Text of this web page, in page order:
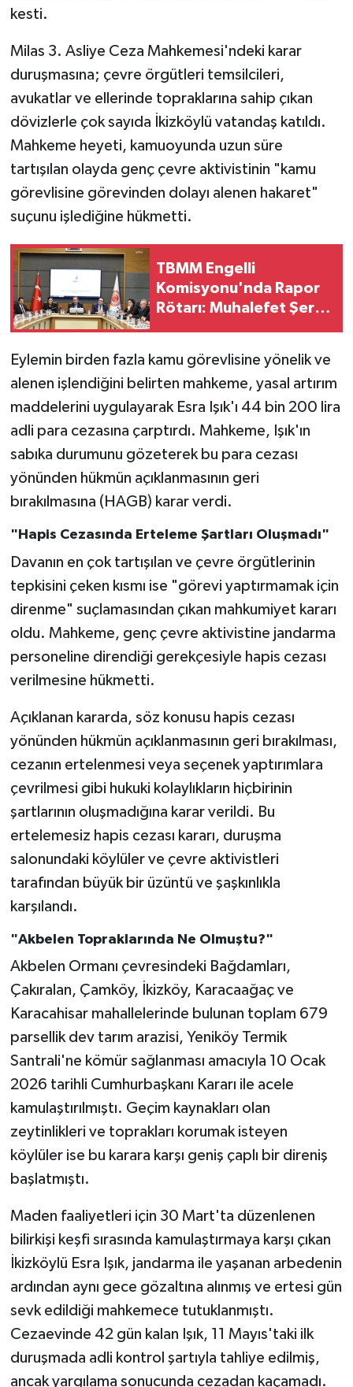
kesti.
Milas 3. Asliye Ceza Mahkemesi'ndeki karar
duruşmasına; çevre örgütleri temsilcileri,
avukatlar ve ellerinde topraklarına sahip çıkan
dövizlerle çok sayıda İkizköylü vatandaş katıldı.
Mahkeme heyeti, kamuoyunda uzun süre
tartışılan olayda genç çevre aktivistinin "kamu
görevlisine görevinden dolayı alenen hakaret"
suçunu işlediğine hükmetti.
TBMM Engelli
Komisyonu'nda Rapor
Rötarı: Muhalefet Şerh
Eylemin birden fazla kamu görevlisine yönelik ve
alenen işlendiğini belirten mahkeme, yasal artırım
maddelerini uygulayarak Esra Işık'ı 44 bin 200 lira
adli para cezasına çarptırdı. Mahkeme, Işık'ın
sabıka durumunu gözeterek bu para cezası
yönünden hükmün açıklanmasının geri
bırakılmasına (HAGB) karar verdi.
"Hapis Cezasında Erteleme Şartları Oluşmadı"
Davanın en çok tartışılan ve çevre örgütlerinin
tepkisini çeken kısmı ise "görevi yaptırmamak için
direnme" suçlamasından çıkan mahkumiyet kararı
oldu. Mahkeme, genç çevre aktivistine jandarma
personeline direndiği gerekçesiyle hapis cezası
verilmesine hükmetti.
Açıklanan kararda, söz konusu hapis cezası
yönünden hükmün açıklanmasının geri bırakılması,
cezanın ertelenmesi veya seçenek yaptırımlara
çevrilmesi gibi hukuki kolaylıkların hiçbirinin
şartlarının oluşmadığına karar verildi. Bu
ertelemesiz hapis cezası kararı, duruşma
salonundaki köylüler ve çevre aktivistleri
tarafından büyük bir üzüntü ve şaşkınlıkla
karşılandı.
"Akbelen Topraklarında Ne Olmuştu?"
Akbelen Ormanı çevresindeki Bağdamları,
Çakıralan, Çamköy, İkizköy, Karacaağaç ve
Karacahisar mahallelerinde bulunan toplam 679
parsellik dev tarım arazisi, Yeniköy Termik
Santrali'ne kömür sağlanması amacıyla 10 Ocak
2026 tarihli Cumhurbaşkanı Kararı ile acele
kamulaştırılmıştı. Geçim kaynakları olan
zeytinlikleri ve toprakları korumak isteyen
köylüler ise bu karara karşı geniş çaplı bir direniş
başlatmıştı.
Maden faaliyetleri için 30 Mart'ta düzenlenen
bilirkişi keşfi sırasında kamulaştırmaya karşı çıkan
İkizköylü Esra Işık, jandarma ile yaşanan arbedenin
ardından aynı gece gözaltına alınmış ve ertesi gün
sevk edildiği mahkemece tutuklanmıştı.
Cezaevinde 42 gün kalan Işık, 11 Mayıs'taki ilk
duruşmada adli kontrol şartıyla tahliye edilmiş,
ancak yargılama sonucunda cezadan kaçamadı.